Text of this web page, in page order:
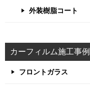
外装樹脂コート
カーフィルム施工事例
フロントガラス